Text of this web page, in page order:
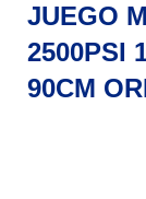
JUEGO
2500PSI
90CM